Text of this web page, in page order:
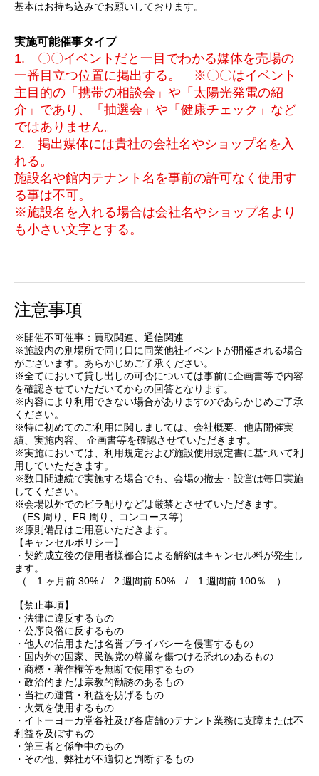
基本はお持ち込みでお願いしております。
実施可能催事タイプ
1. 〇〇イベントだと一目でわかる媒体を売場の
一番目立つ位置に掲出する。 ※〇〇はイベント
主目的の「携帯の相談会」や「太陽光発電の紹
介」であり、「抽選会」や「健康チェック」など
ではありません。
2. 掲出媒体には貴社の会社名やショップ名を入
れる。
施設名や館内テナント名を事前の許可なく使用す
る事は不可。
※施設名を入れる場合は会社名やショップ名より
も小さい文字とする。
注意事項
※開催不可催事：買取関連、通信関連
※施設内の別場所で同じ日に同業他社イベントが開催される場合
がございます。あらかじめご了承ください。
※全てにおいて貸し出しの可否については事前に企画書等で内容
を確認させていただいてからの回答となります。
※内容により利用できない場合がありますのであらかじめご了承
ください。
※特に初めてのご利用に関しましては、会社概要、他店開催実
績、実施内容、 企画書等を確認させていただきます。
※実施においては、利用規定および施設使用規定書に基づいて利
用していただきます。
※数日間連続で実施する場合でも、会場の撤去・設営は毎日実施
してください。
※会場以外でのビラ配りなどは厳禁とさせていただきます。
（ES 周り、ER 周り、コンコース等）
※原則備品はご用意いただきます。
【キャンセルポリシー】
・契約成立後の使用者様都合による解約はキャンセル料が発生し
ます。
（ 1 ヶ月前 30% / 2 週間前 50% / 1 週間前 100％ ）
【禁止事項】
・法律に違反するもの
・公序良俗に反するもの
・他人の信用または名誉プライバシーを侵害するもの
・国内外の国家、民族党の尊厳を傷つける恐れのあるもの
・商標・著作権等を無断で使用するもの
・政治的または宗教的勧誘のあるもの
・当社の運営・利益を妨げるもの
・火気を使用するもの
・イトーヨーカ堂各社及び各店舗のテナント業務に支障または不
利益を及ぼすもの
・第三者と係争中のもの
・その他、弊社が不適切と判断するもの